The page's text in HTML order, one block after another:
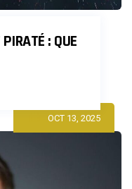
: QUE
OCT 13, 2025